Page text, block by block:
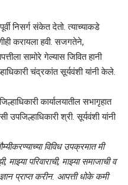
निसर्ग संकेत देतो. त्याच्याकडे
करायला हवी. सजगतेने,
सामोरे गेल्यास जिवित हानी
चंद्रकांत सूर्यवंशी यांनी केले.
कार्यालयातील सभागृहात
उपजिल्हाधिकारी श्री. सूर्यवंशी यांनी
विविध उपक्रमात मी
परिवाराची, माझ्या समाजाची व
प्राप्त करीन. आपत्ती धोके कमी